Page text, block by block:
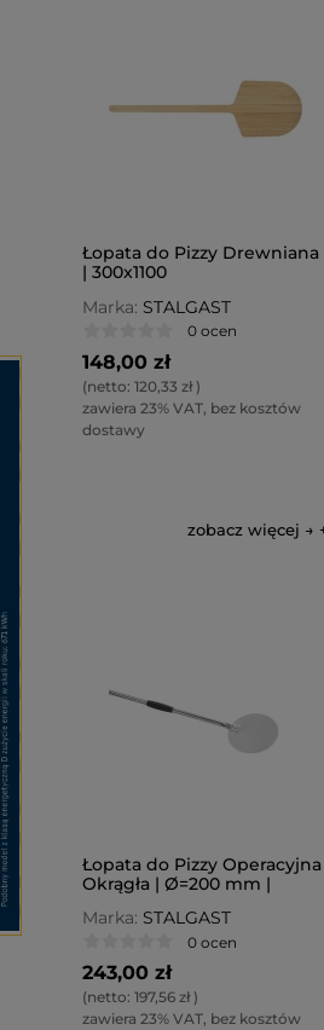
Łopata do Pizzy Drewniana
| 300x1100
Marka: STALGAST
0 ocen
148,00 zł
(netto: 120,33 zł)
zawiera 23% VAT, bez kosztów
dostawy
zobacz więcej →
Łopata do Pizzy Operacyjna
Okrągła | Ø=200 mm |
Marka: STALGAST
0 ocen
243,00 zł
(netto: 197,56 zł)
zawiera 23% VAT, bez kosztów